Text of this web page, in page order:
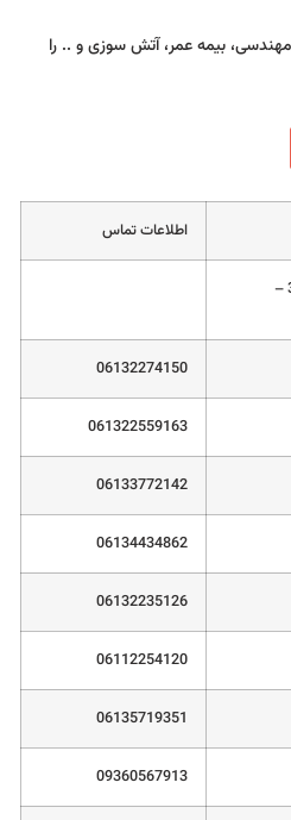
بیمه عمر، آتش سوزی و .. را
اطلاعات تماس
کیانپارس – خیابان شهید چمران – نبش خیابان موحدین شرقی – پلاک 35 –
06132274150
061322559163
06133772142
06134434862
06132235126
06112254120
06135719351
09360567913